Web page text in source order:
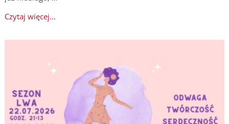
Czytaj więcej...